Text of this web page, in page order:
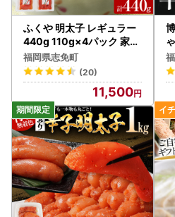
・ワンストップ特例申請書の提出
た場合、別途確定申告が必要に
い。
ふくや 明太子 レギュラー
440g 110g×4パック 家庭
用明太子
福岡県志免町
(20)
11,500